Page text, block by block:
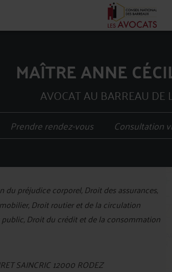
MAÎTRE ANNE
AVOCAT AU BARREAU DE
Prendre rendez-vous Consultation
du préjudice corporel, Droit des assurances,
Droit routier et de la circulation
Droit du crédit et de la consommation
SAINCRIC 12000 RODEZ